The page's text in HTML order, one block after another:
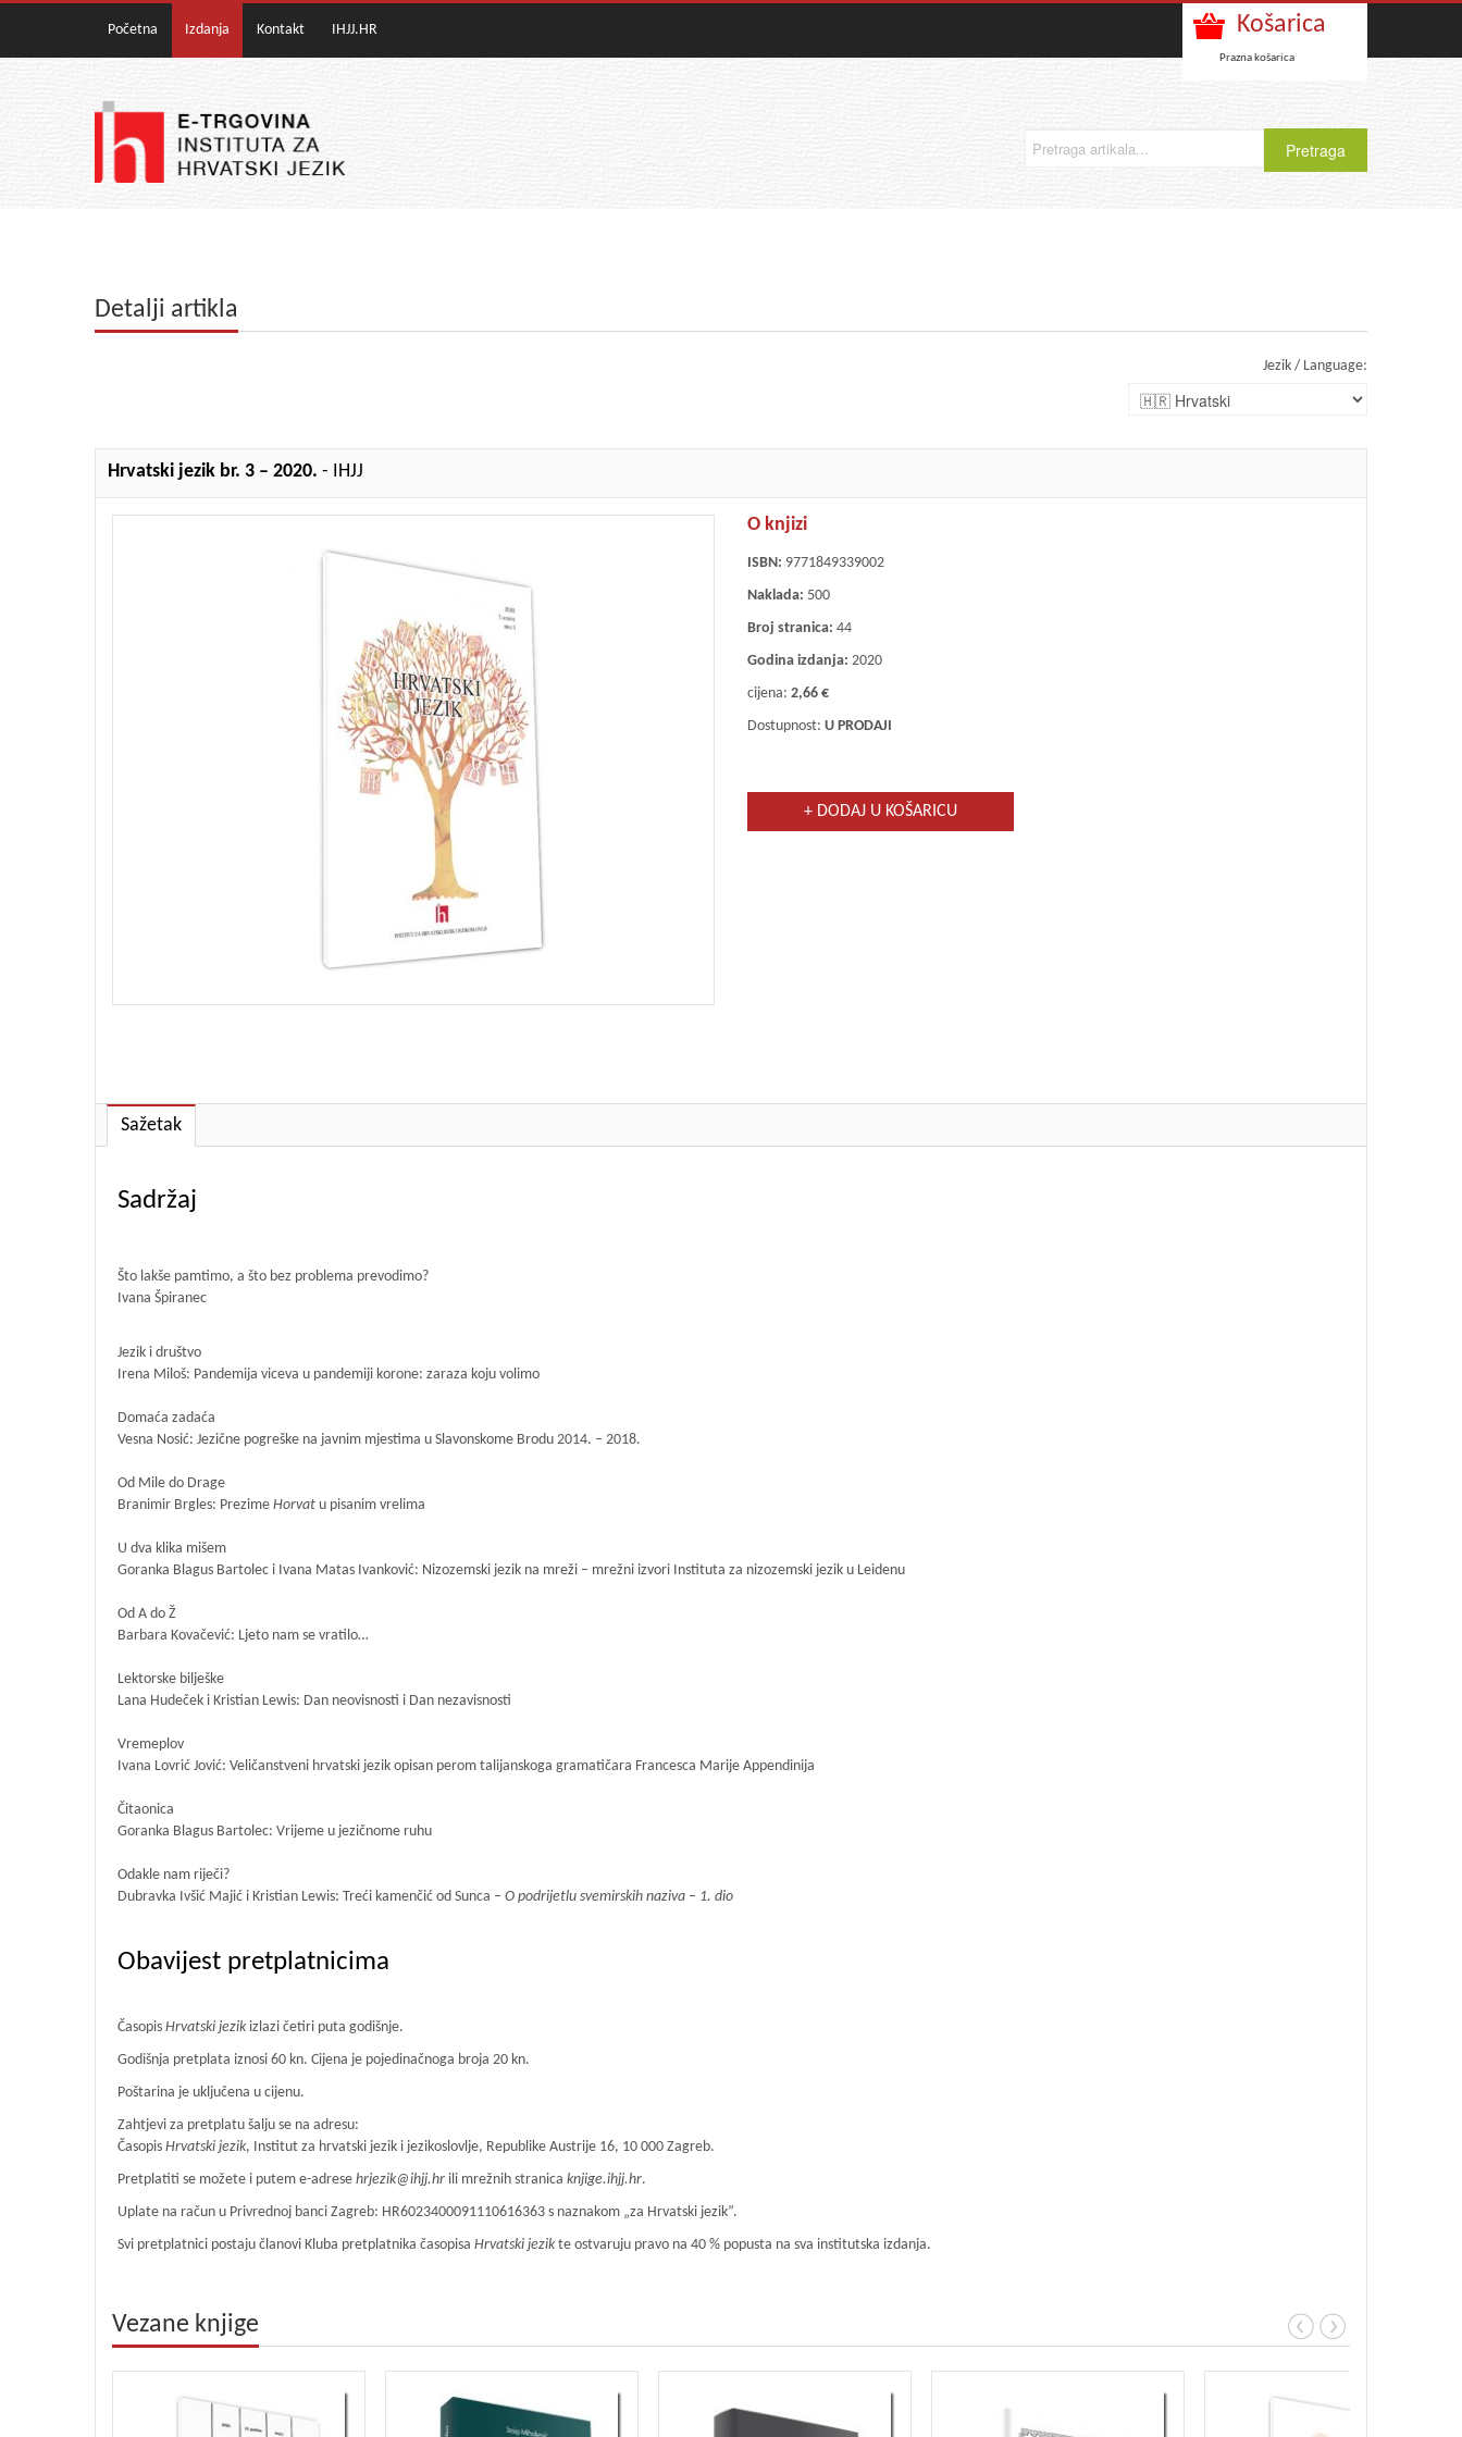
Početna Izdanja Kontakt IHJJ.HR Košarica
Prazna košarica
Detalji artikla
Jezik / Language:
Hrvatski jezik br. 3 – 2020. - IHJJ
O knjizi
ISBN: 9771849339002
Naklada: 500
Broj stranica: 44
Godina izdanja: 2020
cijena: 2,66 €
Dostupnost: U PRODAJI
+ DODAJ U KOŠARICU
Sažetak
Sadržaj
Što lakše pamtimo, a što bez problema prevodimo?
Ivana Špiranec
Jezik i društvo
Irena Miloš: Pandemija viceva u pandemiji korone: zaraza koju volimo
Domaća zadaća
Vesna Nosić: Jezične pogreške na javnim mjestima u Slavonskome Brodu 2014. – 2018.
Od Mile do Drage
Branimir Brgles: Prezime Horvat u pisanim vrelima
U dva klika mišem
Goranka Blagus Bartolec i Ivana Matas Ivanković: Nizozemski jezik na mreži – mrežni izvori Instituta za nizozemski jezik u Leidenu
Od A do Ž
Barbara Kovačević: Ljeto nam se vratilo…
Lektorske bilješke
Lana Hudeček i Kristian Lewis: Dan neovisnosti i Dan nezavisnosti
Vremeplov
Ivana Lovrić Jović: Veličanstveni hrvatski jezik opisan perom talijanskoga gramatičara Francesca Marije Appendinija
Čitaonica
Goranka Blagus Bartolec: Vrijeme u jezičnome ruhu
Odakle nam riječi?
Dubravka Ivšić Majić i Kristian Lewis: Treći kamenčić od Sunca – O podrijetlu svemirskih naziva – 1. dio
Obavijest pretplatnicima
Časopis Hrvatski jezik izlazi četiri puta godišnje.
Godišnja pretplata iznosi 60 kn. Cijena je pojedinačnoga broja 20 kn.
Poštarina je uključena u cijenu.
Zahtjevi za pretplatu šalju se na adresu:
Časopis Hrvatski jezik, Institut za hrvatski jezik i jezikoslovlje, Republike Austrije 16, 10 000 Zagreb.
Pretplatiti se možete i putem e-adrese hrjezik@ihjj.hr ili mrežnih stranica knjige.ihjj.hr.
Uplate na račun u Privrednoj banci Zagreb: HR6023400091110616363 s naznakom „za Hrvatski jezik”.
Svi pretplatnici postaju članovi Kluba pretplatnika časopisa Hrvatski jezikte ostvaruju pravo na 40 % popusta na sva institutska izdanja.
Vezane knjige